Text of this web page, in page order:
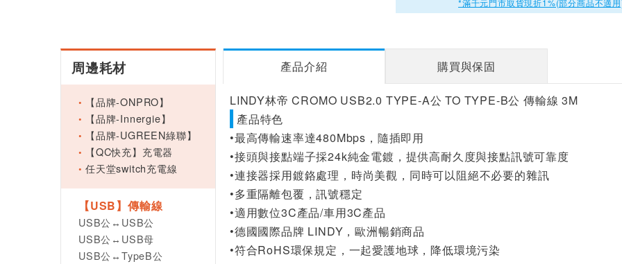
*滿千元門市取貨現折1%(部分商品不適
周邊耗材
【品牌-ONPRO】
【品牌-Innergie】
【品牌-UGREEN綠聯】
【QC快充】充電器
任天堂switch充電線
【USB】傳輸線
USB公↔USB公
USB公↔USB母
USB公↔TypeB公
產品介紹 購買與保固
LINDY林帝 CROMO USB2.0 TYPE-A公 TO TYPE-B公 傳輸線 3M
產品特色
•最高傳輸速率達480Mbps，隨插即用
•接頭與接點端子採24k純金電鍍，提供高耐久度與接點訊號可靠度
•連接器採用鍍鉻處理，時尚美觀，同時可以阻絕不必要的雜訊
•多重隔離包覆，訊號穩定
•適用數位3C產品/車用3C產品
•德國國際品牌 LINDY，歐洲暢銷商品
•符合RoHS環保規定，一起愛護地球，降低環境污染